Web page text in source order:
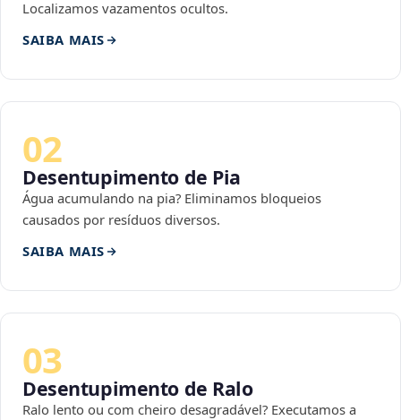
Localizamos vazamentos ocultos.
SAIBA MAIS
02
Desentupimento de Pia
Água acumulando na pia? Eliminamos bloqueios
causados por resíduos diversos.
SAIBA MAIS
03
Desentupimento de Ralo
Ralo lento ou com cheiro desagradável? Executamos a